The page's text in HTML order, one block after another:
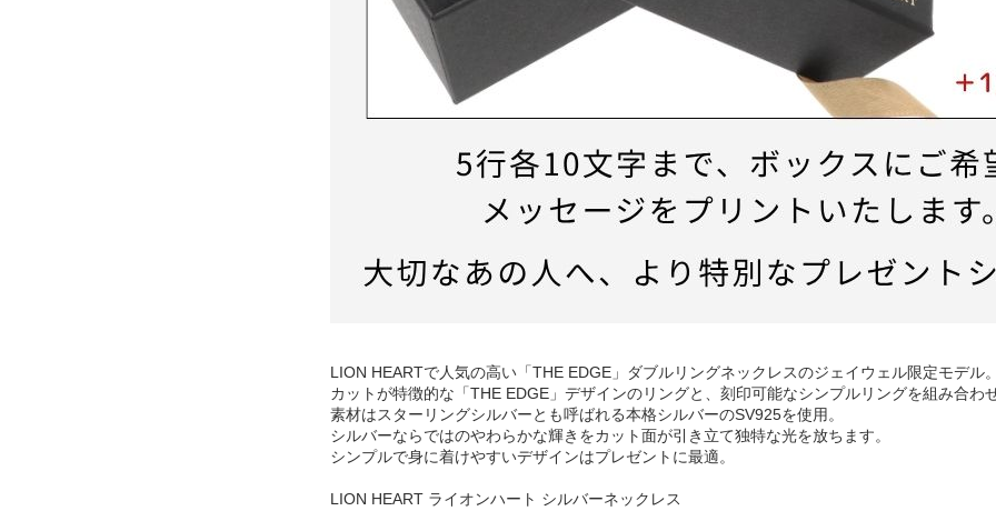
LION HEARTで人気の高い「THE EDGE」ダブルリングネックレスのジェイウェル限定モデル
カットが特徴的な「THE EDGE」デザインのリングと、刻印可能なシンプルリングを組み合わ
素材はスターリングシルバーとも呼ばれる本格シルバーのSV925を使用。
シルバーならではのやわらかな輝きをカット面が引き立て独特な光を放ちます。
シンプルで身に着けやすいデザインはプレゼントに最適。
LION HEART ライオンハート シルバーネックレス